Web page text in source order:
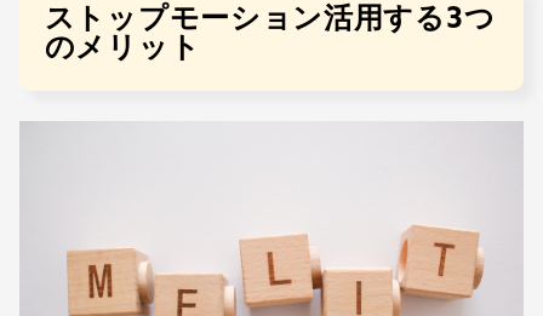
ストップモーション活用する3つ
のメリット